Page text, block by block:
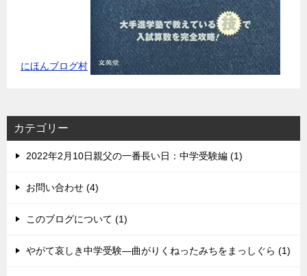
にほんブログ村
カテゴリー
2022年2月10日親父の一番長い日：中学受験編 (1)
お問い合わせ (4)
このブログについて (1)
やがて哀しき中学受験―曲がりくねったみちをまっしぐら (1)